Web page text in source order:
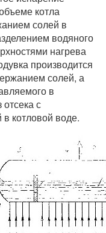
котла
солей в
водяного
нагрева
производится
солей, а
в
с
котловой воде.